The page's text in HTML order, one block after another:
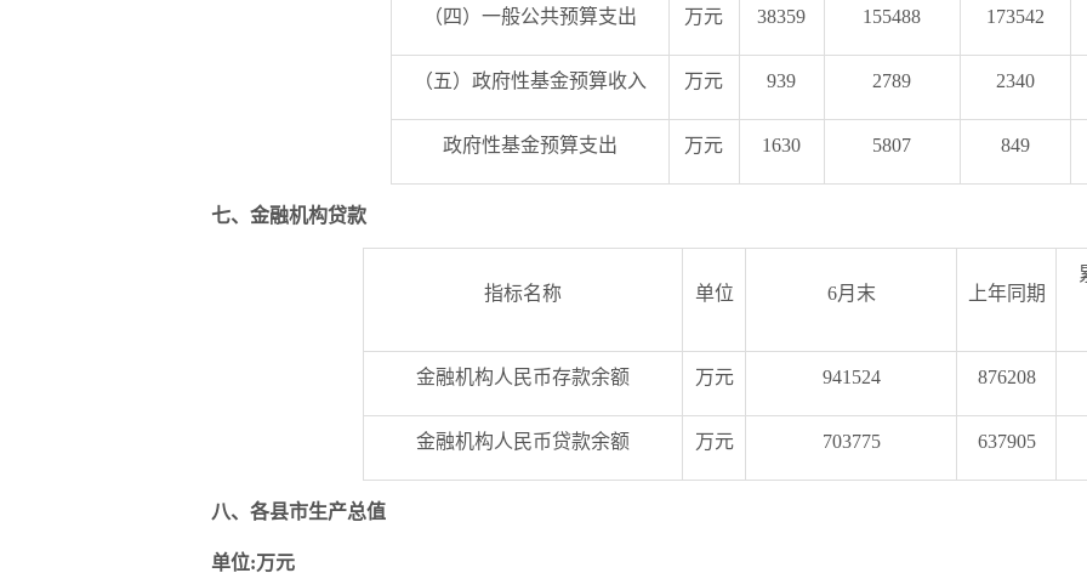
（四）一般公共预算支出 万元 38359 155488 173542
（五）政府性基金预算收入 万元 939 2789 2340
政府性基金预算支出 万元 1630 5807 849
七、金融机构贷款
指标名称 单位 6月末 上年同期
金融机构人民币存款余额 万元 941524 876208
金融机构人民币贷款余额 万元 703775 637905
八、各县市生产总值
单位:万元